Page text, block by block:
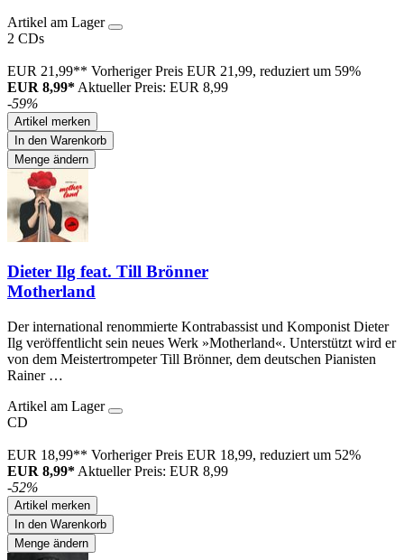
Artikel am Lager
2 CDs
EUR 21,99** Vorheriger Preis EUR 21,99, reduziert um 59%
EUR 8,99* Aktueller Preis: EUR 8,99
-59%
Artikel merken
In den Warenkorb
Menge ändern
Dieter Ilg feat. Till Brönner
Motherland
Der international renommierte Kontrabassist und Komponist Dieter
Ilg veröffentlicht sein neues Werk »Motherland«. Unterstützt wird er
von dem Meistertrompeter Till Brönner, dem deutschen Pianisten
Rainer …
Artikel am Lager
CD
EUR 18,99** Vorheriger Preis EUR 18,99, reduziert um 52%
EUR 8,99* Aktueller Preis: EUR 8,99
-52%
Artikel merken
In den Warenkorb
Menge ändern